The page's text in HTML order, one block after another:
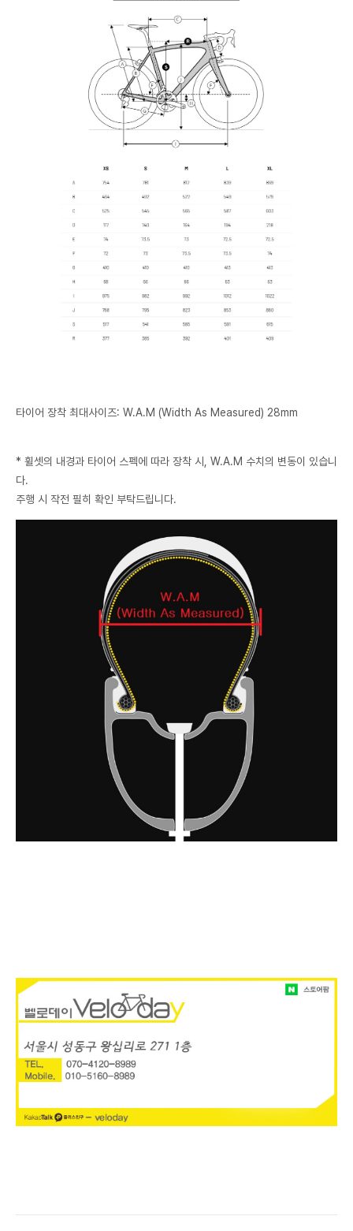
타이어 장착 최대사이즈: W.A.M (Width As Measured) 28mm
* 휠셋의 내경과 타이어 스펙에 따라 장착 시, W.A.M 수치의 변동이 있습니
다.
주행 시 작전 필히 확인 부탁드립니다.